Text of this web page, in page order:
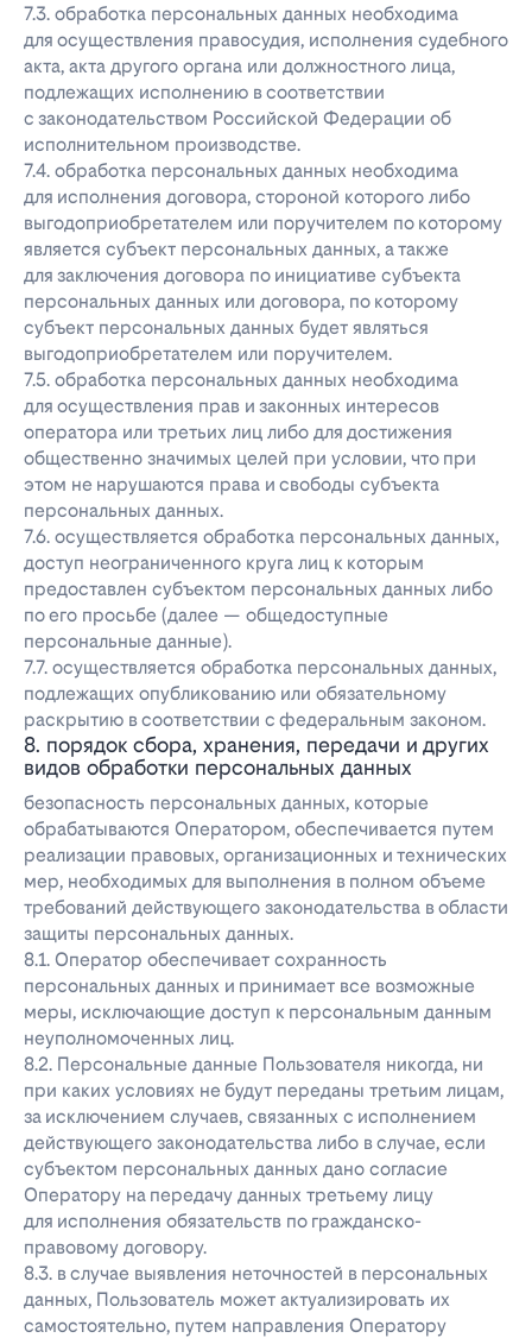
7.3. обработка персональных данных необходима
для осуществления правосудия, исполнения судебного
акта, акта другого органа или должностного лица,
подлежащих исполнению в соответствии
с законодательством Российской Федерации об
исполнительном производстве.
7.4. обработка персональных данных необходима
для исполнения договора, стороной которого либо
выгодоприобретателем или поручителем по которому
является субъект персональных данных, а также
для заключения договора по инициативе субъекта
персональных данных или договора, по которому
субъект персональных данных будет являться
выгодоприобретателем или поручителем.
7.5. обработка персональных данных необходима
для осуществления прав и законных интересов
оператора или третьих лиц либо для достижения
общественно значимых целей при условии, что при
этом не нарушаются права и свободы субъекта
персональных данных.
7.6. осуществляется обработка персональных данных,
доступ неограниченного круга лиц к которым
предоставлен субъектом персональных данных либо
по его просьбе (далее — общедоступные
персональные данные).
7.7. осуществляется обработка персональных данных,
подлежащих опубликованию или обязательному
раскрытию в соответствии с федеральным законом.
8. порядок сбора, хранения, передачи и других
видов обработки персональных данных
безопасность персональных данных, которые
обрабатываются Оператором, обеспечивается путем
реализации правовых, организационных и технических
мер, необходимых для выполнения в полном объеме
требований действующего законодательства в области
защиты персональных данных.
8.1. Оператор обеспечивает сохранность
персональных данных и принимает все возможные
меры, исключающие доступ к персональным данным
неуполномоченных лиц.
8.2. Персональные данные Пользователя никогда, ни
при каких условиях не будут переданы третьим лицам,
за исключением случаев, связанных с исполнением
действующего законодательства либо в случае, если
субъектом персональных данных дано согласие
Оператору на передачу данных третьему лицу
для исполнения обязательств по гражданско-
правовому договору.
8.3. в случае выявления неточностей в персональных
данных, Пользователь может актуализировать их
самостоятельно, путем направления Оператору